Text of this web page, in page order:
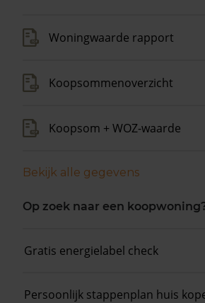
Woningwaarde rapport
Koopsommenoverzicht
Koopsom + WOZ-waarde
Bekijk alle gegevens
Op zoek naar een
Gratis energielabel check
Persoonlijk stappenplan huis